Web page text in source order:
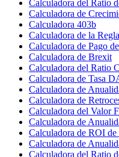
Calculadora del Ratio
Calculadora de
Calculadora 403b
Calculadora de la
Calculadora de Pago
Calculadora de Brexit
Calculadora del Ratio
Calculadora de Tasa
Calculadora de
Calculadora de
Calculadora del Valor
Calculadora de
Calculadora de ROI
Calculadora de
Calculadora del Ratio